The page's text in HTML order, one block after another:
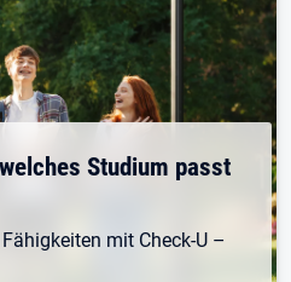
Studium passt
mit Check-U –